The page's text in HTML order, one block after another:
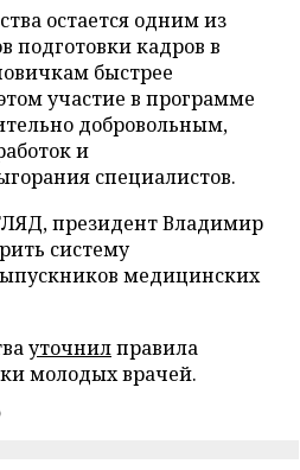
остается одним из
подготовки кадров в
быстрее
участие в программе
добровольным,
и
специалистов.
президент Владимир
систему
медицинских
уточнилправила
молодых врачей.